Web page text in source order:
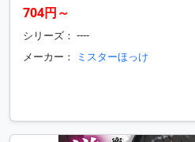
704円～
シリーズ： ----
メーカー：
ミスターほっけ